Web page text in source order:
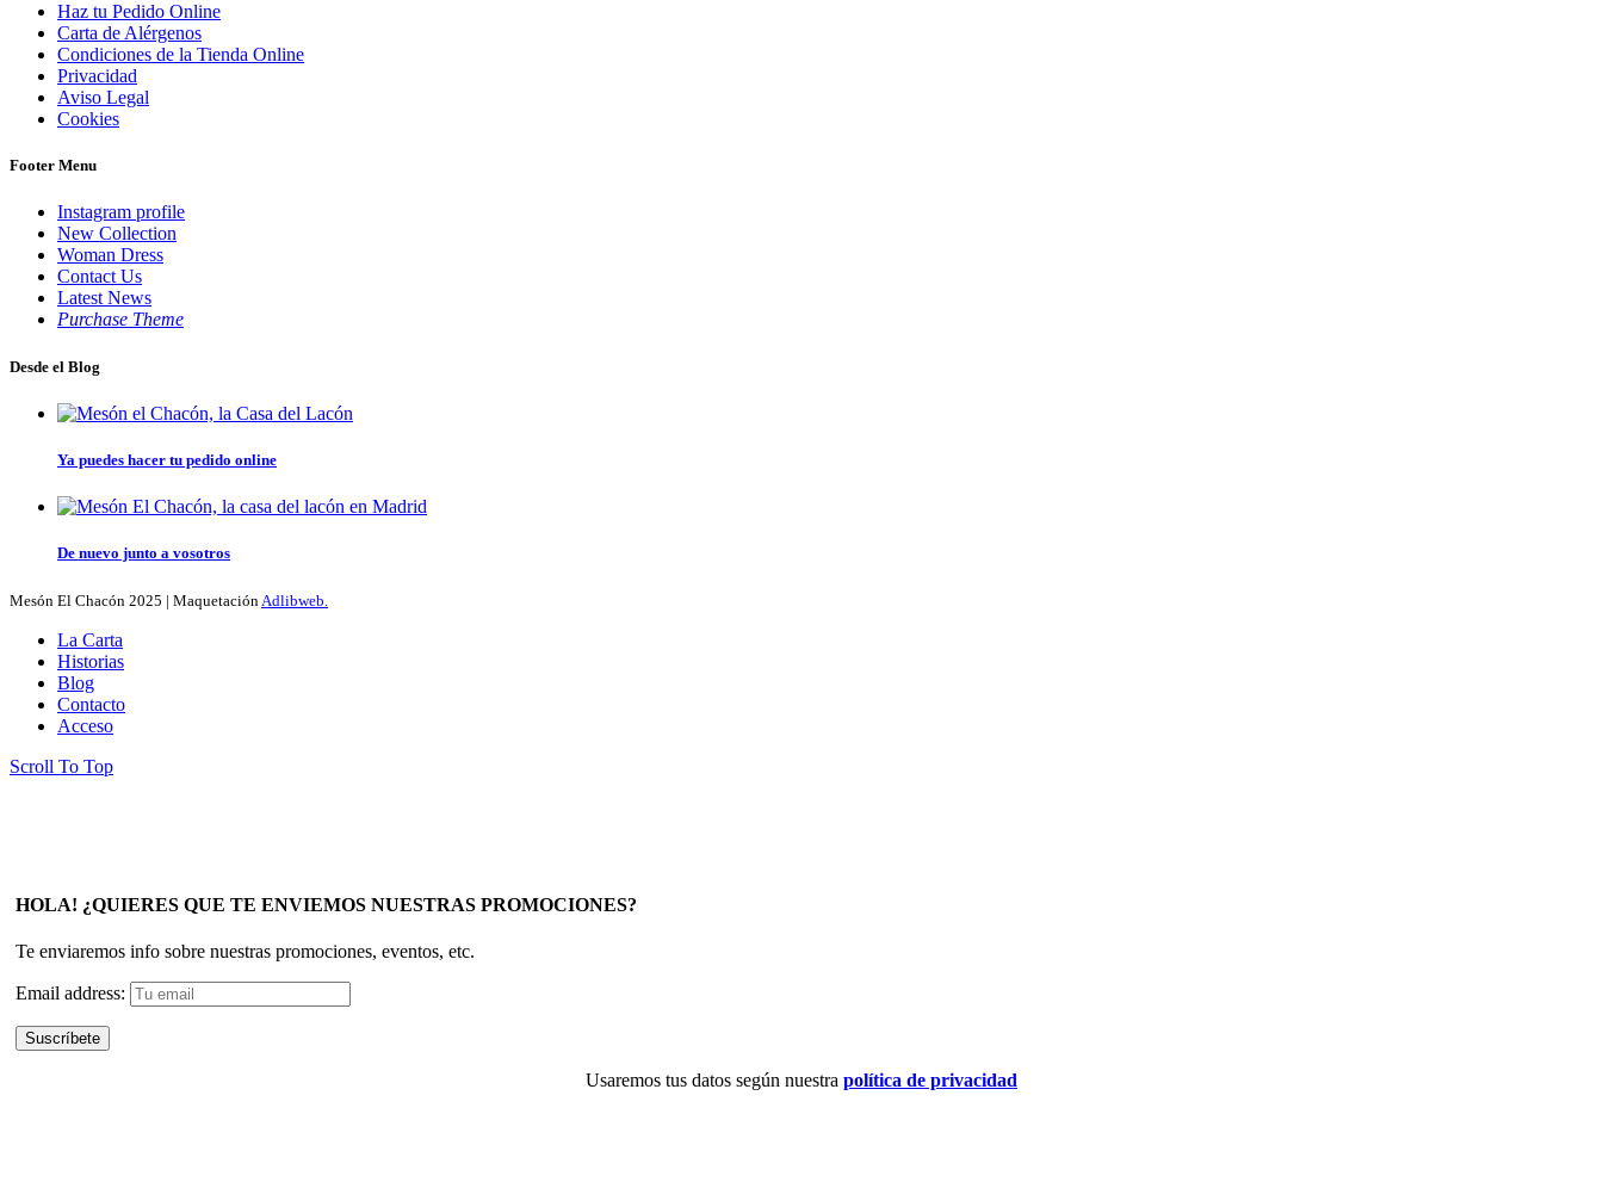
Haz tu Pedido Online
Carta de Alérgenos
Condiciones de la Tienda Online
Privacidad
Aviso Legal
Cookies
Footer Menu
Instagram profile
New Collection
Woman Dress
Contact Us
Latest News
Purchase Theme
Desde el Blog
Ya puedes hacer tu pedido online
De nuevo junto a vosotros
Mesón El Chacón 2025 | MaquetaciónAdlibweb.
La Carta
Historias
Blog
Contacto
Acceso
Scroll To Top
HOLA! ¿QUIERES QUE TE ENVIEMOS NUESTRAS PROMOCIONES?
Te enviaremos info sobre nuestras promociones, eventos, etc.
Email address:
Usaremos tus datos según nuestra política de privacidad